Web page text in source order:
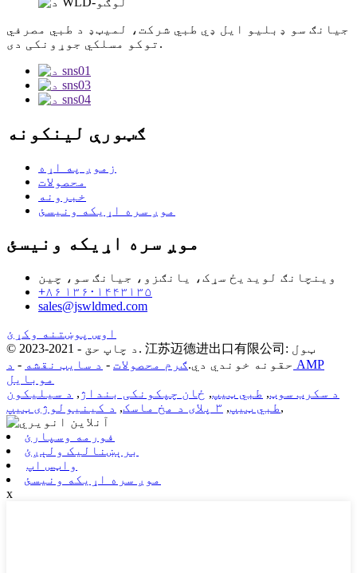
جیانګ سو ډبلیو ایل ډي طبي شرکت، لمیټډ د طبي مصرفي
توکو مسلکي جوړونکی دی.
ګټورې لینکونه
زموږ په اړه
محصولات
خبرونه
موږ سره اړیکه ونیسئ
موږ سره اړیکه ونیسئ
وینچانګ لویدیځ سړک، یانګزو، جیانګ سو، چین
+۸۶ ۱۳۶۰۱۴۴۳۱۳۵
sales@jswldmed.com
اوس پوښتنه وکړئ
© د چاپ حق - 2021-2023. 江苏迈德进出口有限公司: ټول
حقونه خوندي دي.ګرم محصولات - د سایټ نقشه - د AMP
موبایل
د سکرب سوټ, طبي ټیپ, ځان چپکونکی بنداژ, د سیلیکون
طبي ټیپ, ۳ پلای د مخ ماسک , د کینیولوژی ټیپ ,
فورمه وسپارئ
برېښنالیک ولېږئ
واټس اپ
موږ سره اړیکه ونیسئ
x